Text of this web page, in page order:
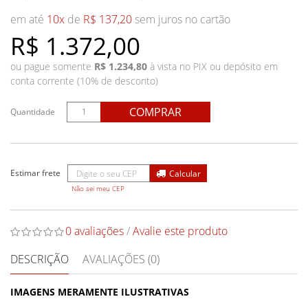
R$ 1.372,00
em até 10x de R$ 137,20 sem juros no cartão
ou pague somente R$ 1.234,80 à vista no PIX ou depósito em
conta corrente (10% de desconto)
Quantidade COMPRAR
Não sei meu CEP
0 avaliações/Avalie este produto
DESCRIÇÃO
AVALIAÇÕES (0)
IMAGENS MERAMENTE ILUSTRATIVAS